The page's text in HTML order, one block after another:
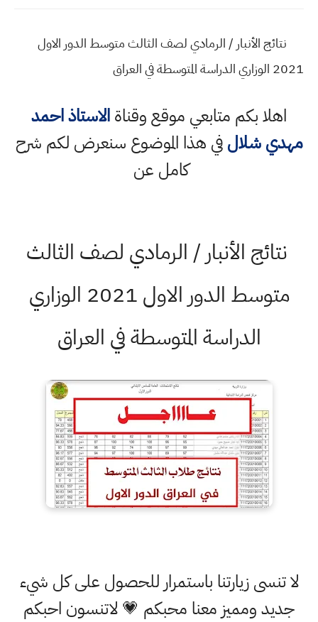
نتائج الأنبار / الرمادي لصف الثالث متوسط الدور الاول
2021 الوزاري الدراسة المتوسطة في العراق
اهلا بكم متابعي موقع وقناةالاستاذ احمد
مهدي شلالفي هذا الموضوع سنعرض لكم شرح
كامل عن
نتائج الأنبار / الرمادي لصف الثالث
متوسط الدور الاول 2021 الوزاري
الدراسة المتوسطة في العراق
لا تنسى زيارتنا باستمرار للحصول على كل شيء
جديد ومميز معنا محبكم 💗 لاتنسون احبكم